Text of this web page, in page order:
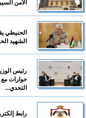
الأمن
الحنيطي
الشهيد
رئيس
حوارات
التحدي...
رابط